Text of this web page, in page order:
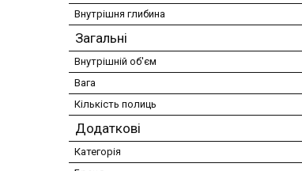
Внутрішня глибина
Загальні
Внутрішній об'єм
Вага
Кількість полиць
Додаткові
Категорія